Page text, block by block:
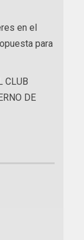
en el
para
CLUB
DE